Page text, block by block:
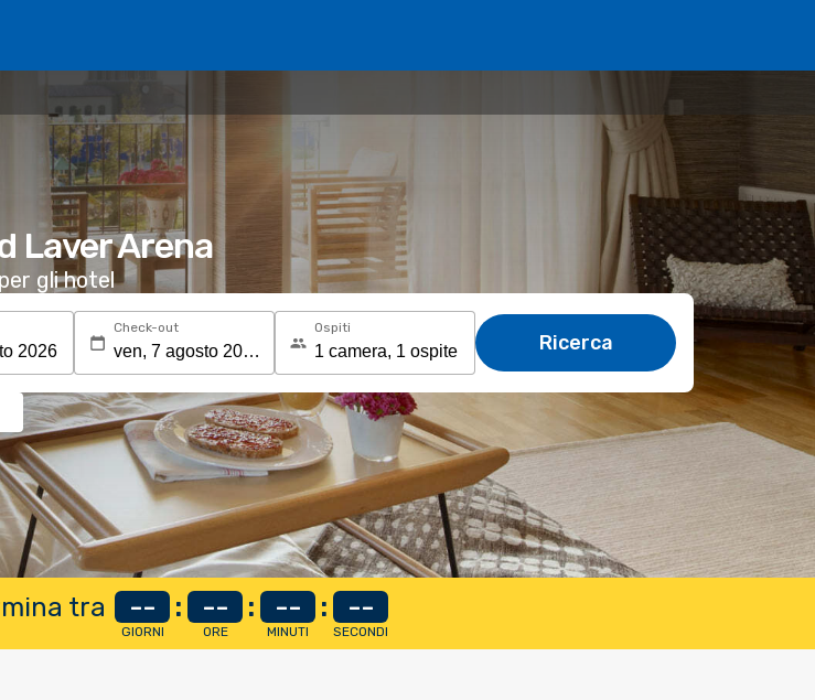
Laver Arena
gli hotel
Check-out Ospiti
Ricerca
tra --
GIORNI
: --
ORE
: --
MINUTI
: --
SECONDI